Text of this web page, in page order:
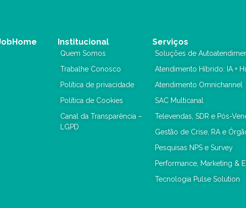
Institucional
Quem Somos
Trabalhe Conosco
Política de privacidade
Política de Cookies
Canal da Transparência –
LGPD
Serviços
Soluções de
Atendimento Híbrido: IA +
Atendimento Omnichannel
SAC Multicanal
Televendas, SDR e Pós-
Gestão de Crise, RA e
Pesquisas NPS e Survey
Performance, Marketing &
Tecnologia Pulse Solution